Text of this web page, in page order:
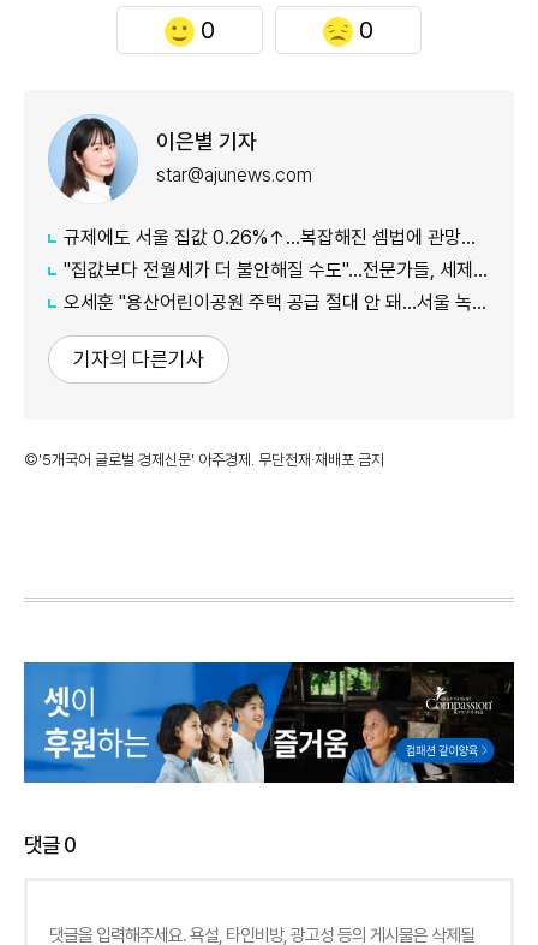
0 0
이은별 기자
star@ajunews.com
규제에도 서울 집값 0.26%↑…복잡해진 셈법에 관망세 장기화되나
"집값보다 전월세가 더 불안해질 수도"…전문가들, 세제개편안 부작용 우려
오세훈 "용산어린이공원 주택 공급 절대 안 돼…서울 녹지 지켜야"
기자의 다른기사
©'5개국어 글로벌 경제신문' 아주경제. 무단전재·재배포 금지
댓글0